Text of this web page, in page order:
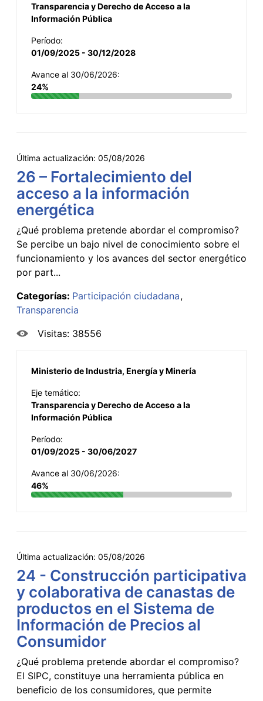
Transparencia y Derecho de Acceso a la
Información Pública
Período:
01/09/2025 - 30/12/2028
Avance al 30/06/2026:
24%
Última actualización: 05/08/2026
26 – Fortalecimiento del
acceso a la información
energética
¿Qué problema pretende abordar el compromiso?
Se percibe un bajo nivel de conocimiento sobre el
funcionamiento y los avances del sector energético
por part...
Categorías: Participación ciudadana
Transparencia
Visitas: 38556
Ministerio de Industria, Energía y Minería
Eje temático:
Transparencia y Derecho de Acceso a la
Información Pública
Período:
01/09/2025 - 30/06/2027
Avance al 30/06/2026:
46%
Última actualización: 05/08/2026
24 - Construcción participativa
y colaborativa de canastas de
productos en el Sistema de
Información de Precios al
Consumidor
¿Qué problema pretende abordar el compromiso?
El SIPC, constituye una herramienta pública en
beneficio de los consumidores, que permite